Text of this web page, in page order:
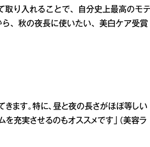
取り入れることで、自分史上最高のモ
、秋の夜長に使いたい、美白ケア受賞
きます。特に、昼と夜の長さがほぼ等しい
を充実させるのもオススメです」（美容ラ